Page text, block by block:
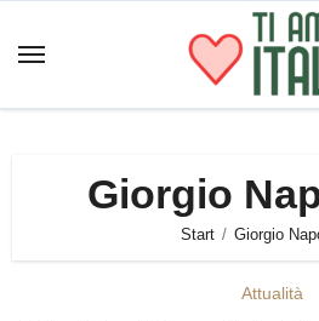
Inhalt
Giorgio
Start Giorgio
Attualità